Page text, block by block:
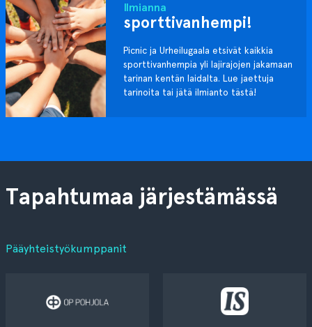
Ilmianna
sporttivanhempi!
Picnic ja Urheilugaala etsivät kaikkia
sporttivanhempia yli lajirajojen jakamaan
tarinan kentän laidalta. Lue jaettuja
tarinoita tai jätä ilmianto tästä!
Tapahtumaa järjestämässä
Pääyhteistyökumppanit